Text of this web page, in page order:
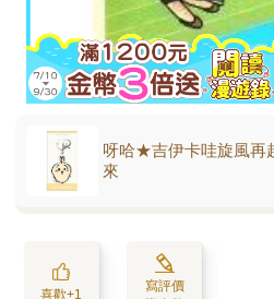
呀哈★吉伊卡哇旋風再
來
喜歡+1
寫評價